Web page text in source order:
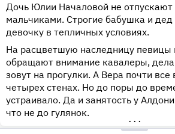
Дочь Юлии Началовой не отпускают
мальчиками. Строгие бабушка и дед
девочку в тепличных условиях.
На расцветшую наследницу певицы
обращают внимание кавалеры,
зовут на прогулки. А Вера почти
четырех стенах. Но до поры до
устраивало. Да и занятость у
что не до гулянок.
•••